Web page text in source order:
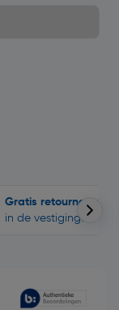
Gratis retourneren
in de vestigingen